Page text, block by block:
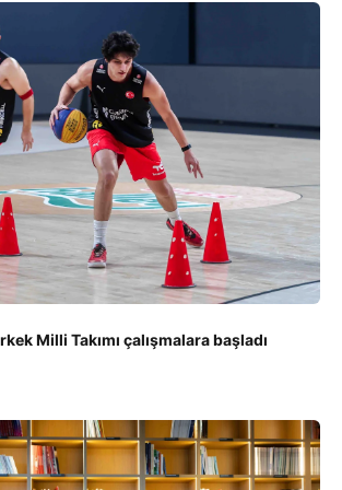
Milli Takımı çalışmalara başladı